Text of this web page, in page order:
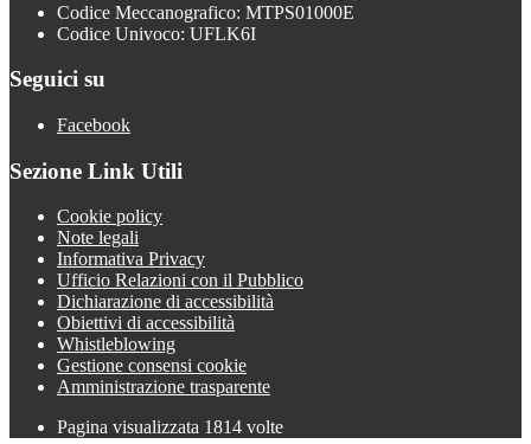
Codice Meccanografico: MTPS01000E
Codice Univoco: UFLK6I
Seguici su
Facebook
Sezione Link Utili
Cookie policy
Note legali
Informativa Privacy
Ufficio Relazioni con il Pubblico
Dichiarazione di accessibilità
Obiettivi di accessibilità
Whistleblowing
Gestione consensi cookie
Amministrazione trasparente
Pagina visualizzata 1814 volte